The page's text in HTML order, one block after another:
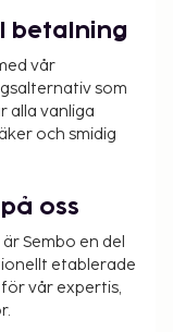
betalning
vår
som
alla vanliga
och smidig
oss
Sembo en del
etablerade
vår expertis,